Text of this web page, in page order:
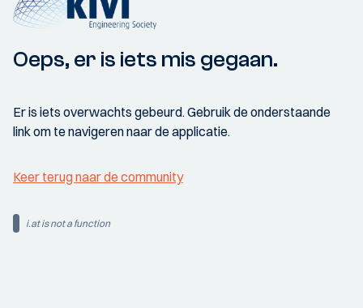
Oeps, er is iets mis gegaan.
Er is iets overwachts gebeurd. Gebruik de onderstaande
link om te navigeren naar de applicatie.
Keer terug naar de community
i.at is not a function